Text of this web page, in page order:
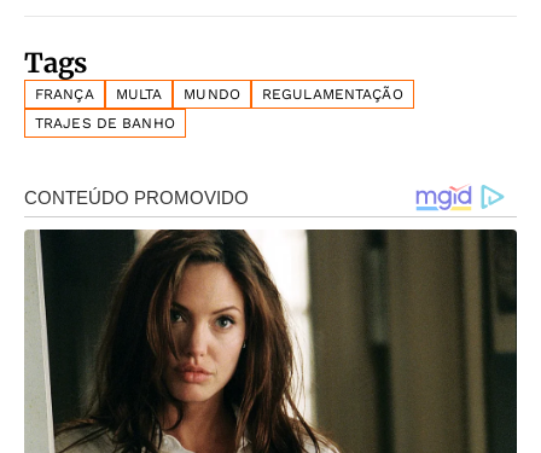
Tags
FRANÇA MULTA MUNDO
REGULAMENTAÇÃO
TRAJES DE BANHO